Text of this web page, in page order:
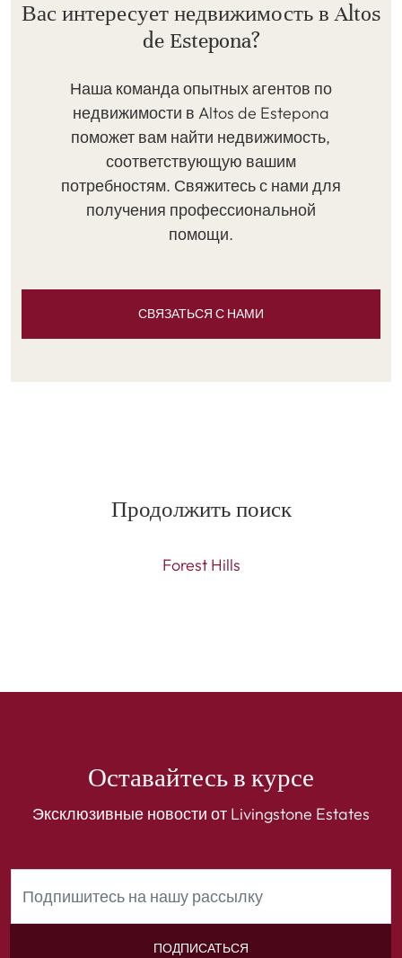
Вас интересует недвижимость в Altos
de Estepona?
Наша команда опытных агентов по
недвижимости в Altos de Estepona
поможет вам найти недвижимость,
соответствующую вашим
потребностям. Свяжитесь с нами для
получения профессиональной
помощи.
СВЯЗАТЬСЯ С НАМИ
Продолжить поиск
Forest Hills
Оставайтесь в курсе
Эксклюзивные новости от Livingstone Estates
ПОДПИСАТЬСЯ